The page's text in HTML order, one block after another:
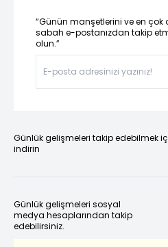
“Günün manşetlerini ve en çok
sabah e-postanızdan takip
olun.”
Günlük gelişmeleri takip edebilmek
indirin
Günlük gelişmeleri sosyal
medya hesaplarından takip
edebilirsiniz.